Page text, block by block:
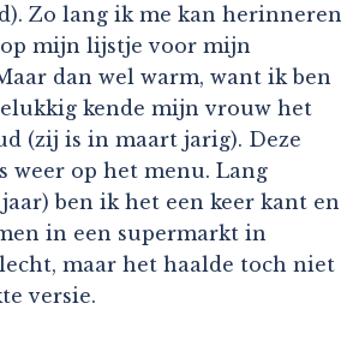
Zo lang ik me kan herinneren
mijn lijstje voor mijn
dan wel warm, want ik ben
kende mijn vrouw het
(zij is in maart jarig). Deze
weer op het menu. Lang
ben ik het een keer kant en
in een supermarkt in
maar het haalde toch niet
versie.